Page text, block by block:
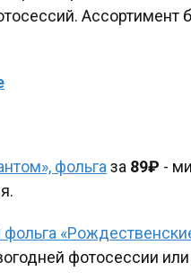
Ассортимент
фольга за 89₽ -
фотосессии или